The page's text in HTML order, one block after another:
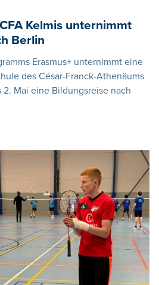
Kelmis unternimmt
Berlin
Erasmus+ unternimmt eine
des César-Franck-Athenäums
Mai eine Bildungsreise nach